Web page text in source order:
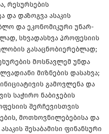
რესურსების
და დაზოგვა ასაკის
და ეკონომიკური უნარ-
სხვადასხვა პროფესიის
გასაცნობიერებლად;
მოსწავლემ უნდა
მიზნების დასახვა;
გამოვლენა და
საჭირო ნაბიჯების
შერჩევისთვის
მოთხოვნილებებისა და
შესაბამისი ფინანსური